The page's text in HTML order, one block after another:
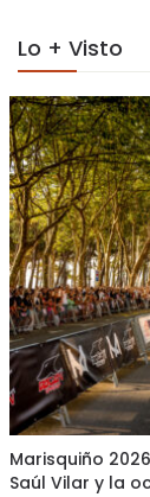
Lo + Visto
Marisquiño
Saúl Vilar y la